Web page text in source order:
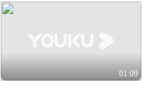
01:09